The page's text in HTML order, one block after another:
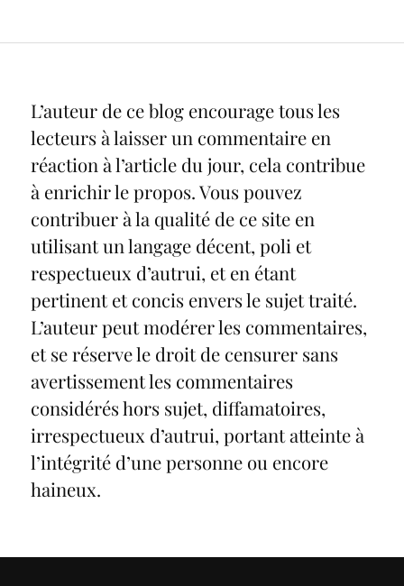
L’auteur de ce blog encourage tous les
lecteurs à laisser un commentaire en
réaction à l’article du jour, cela contribue
à enrichir le propos. Vous pouvez
contribuer à la qualité de ce site en
utilisant un langage décent, poli et
respectueux d’autrui, et en étant
pertinent et concis envers le sujet traité.
L’auteur peut modérer les commentaires,
et se réserve le droit de censurer sans
avertissement les commentaires
considérés hors sujet, diffamatoires,
irrespectueux d’autrui, portant atteinte à
l’intégrité d’une personne ou encore
haineux.